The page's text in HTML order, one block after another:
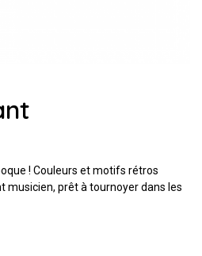
! Couleurs et motifs rétros
musicien, prêt à tournoyer dans les